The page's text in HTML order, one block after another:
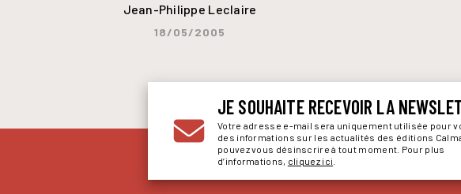
Jean-Philippe Leclaire
18/05/2005
JE SOUHAITE RECEVOIR LA
Votre adresse e-mail sera uniquement utilisée pour
des informations sur les actualités des éditions
pouvez vous désinscrire à tout moment. Pour plus
d’informations, cliquez ici